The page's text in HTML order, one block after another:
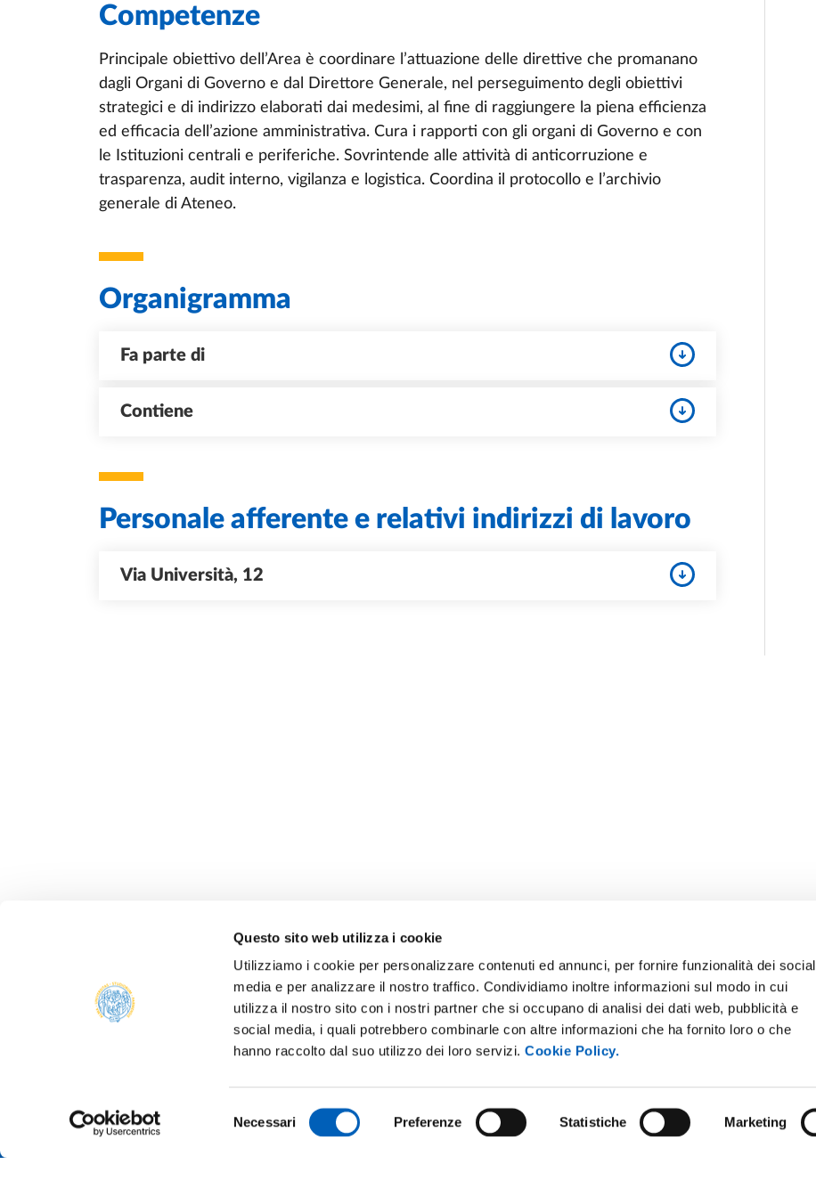
Questo sito web utilizza i cookie
Utilizziamo i cookie per personalizzare contenuti ed annunci, per fornire funzionalità dei social
media e per analizzare il nostro traffico. Condividiamo inoltre informazioni sul modo in cui
utilizza il nostro sito con i nostri partner che si occupano di analisi dei dati web, pubblicità e
social media, i quali potrebbero combinarle con altre informazioni che ha fornito loro o che
hanno raccolto dal suo utilizzo dei loro servizi.Cookie Policy.
del
Necessari Preferenze Statistiche Marketing
Competenze
Principale obiettivo dell’Area è coordinare l’attuazione delle direttive che promanano
dagli Organi di Governo e dal Direttore Generale, nel perseguimento degli obiettivi
strategici e di indirizzo elaborati dai medesimi, al fine di raggiungere la piena efficienza
ed efficacia dell’azione amministrativa. Cura i rapporti con gli organi di Governo e con
le Istituzioni centrali e periferiche. Sovrintende alle attività di anticorruzione e
trasparenza, audit interno, vigilanza e logistica. Coordina il protocollo e l’archivio
generale di Ateneo.
Organigramma
Fa parte di
Contiene
Personale afferente e relativi indirizzi di lavoro
Via Università, 12
Via Università, 12 - I 43121 Parma
ALBO ONLINE
PARMA
AMMINISTRAZIONE TRASPARENTE
SOSTIENI L'ATENEO